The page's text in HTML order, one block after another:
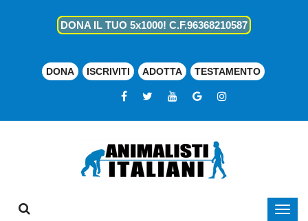
DONA IL TUO 5x1000! C.F.96368210587
DONA ISCRIVITI ADOTTA TESTAMENTO